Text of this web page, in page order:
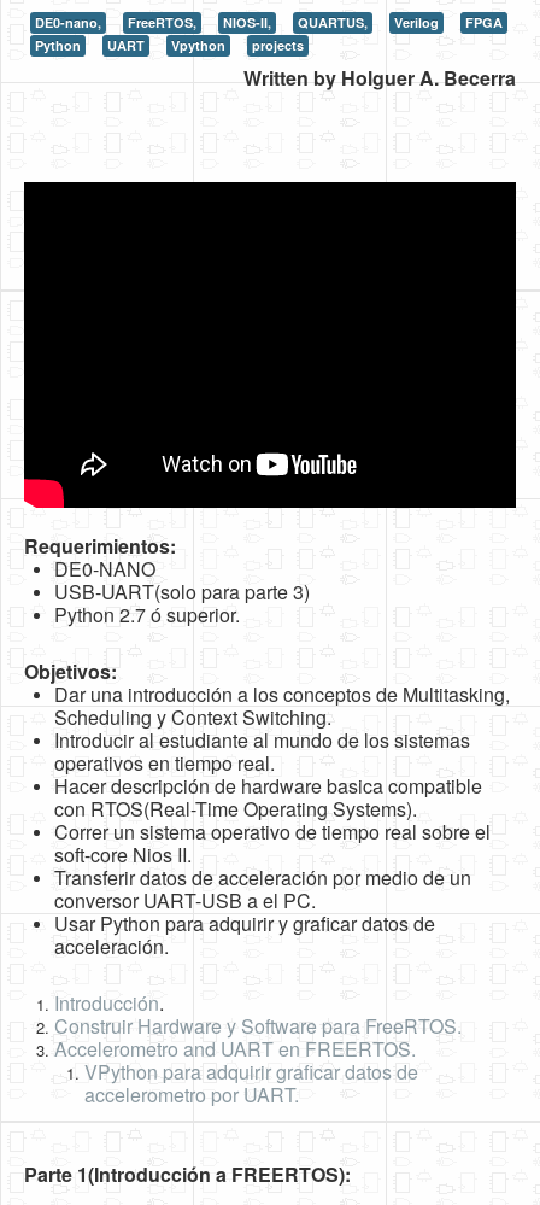
HLS
N64 Controller Module
PSP Screen
Software
Coding USB-Serial using Android Studio
Retro
OS
Misc
Legacy
About us
Donate
Contact Us
Privacy Policy
DE0-nano, FreeRTOS, NIOS-II, QUARTUS, Verilog
FPGA
Python
UART Vpython projects
Written by Holguer A. Becerra
Requerimientos:
DE0-NANO
USB-UART(solo para parte 3)
Python 2.7 ó superior.
Objetivos:
Dar una introducción a los conceptos de Multitasking,
Scheduling y Context Switching.
Introducir al estudiante al mundo de los sistemas
operativos en tiempo real.
Hacer descripción de hardware basica compatible
con RTOS(Real-Time Operating Systems).
Correr un sistema operativo de tiempo real sobre el
soft-core Nios II.
Transferir datos de acceleración por medio de un
conversor UART-USB a el PC.
Usar Python para adquirir y graficar datos de
acceleración.
Introducción.
Construir Hardware y Software para FreeRTOS.
Accelerometro and UART en FREERTOS.
VPython para adquirir graficar datos de
accelerometro por UART.
Parte 1(Introducción a FREERTOS):